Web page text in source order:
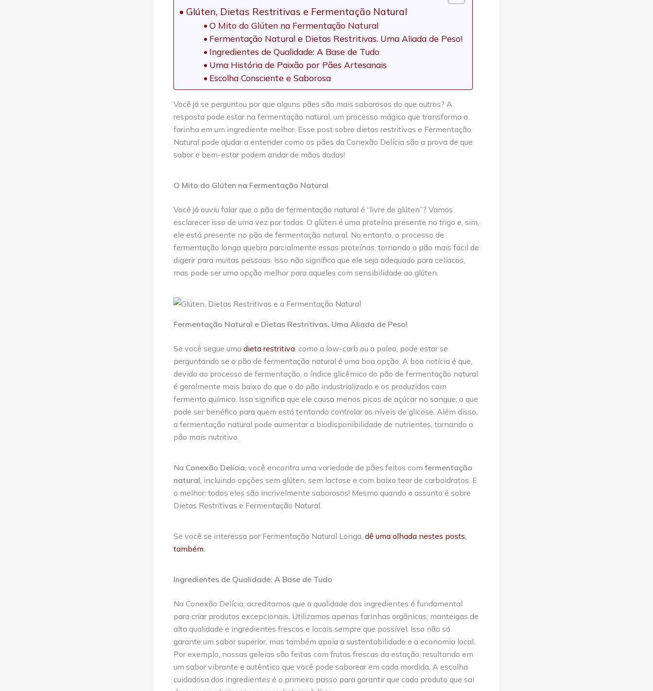
Glúten, Dietas Restritivas e Fermentação Natural
O Mito do Glúten na Fermentação Natural
Fermentação Natural e Dietas Restritivas. Uma Aliada de Peso!
Ingredientes de Qualidade: A Base de Tudo
Uma História de Paixão por Pães Artesanais
Escolha Consciente e Saborosa
Você já se perguntou por que alguns pães são mais saborosos do que outros? A
resposta pode estar na fermentação natural, um processo mágico que transforma a
farinha em um ingrediente melhor. Esse post sobre dietas restritivas e Fermentação
Natural pode ajudar a entender como os pães da Conexão Delícia são a prova de que
sabor e bem-estar podem andar de mãos dadas!
O Mito do Glúten na Fermentação Natural
Você já ouviu falar que o pão de fermentação natural é “livre de glúten”? Vamos
esclarecer isso de uma vez por todas. O glúten é uma proteína presente no trigo e, sim,
ele está presente no pão de fermentação natural. No entanto, o processo de
fermentação longa quebra parcialmente essas proteínas, tornando o pão mais fácil de
digerir para muitas pessoas. Isso não significa que ele seja adequado para celíacos,
mas pode ser uma opção melhor para aqueles com sensibilidade ao glúten.
Fermentação Natural e Dietas Restritivas. Uma Aliada de Peso!
Se você segue uma dieta restritiva , como a low-carb ou a paleo, pode estar se
perguntando se o pão de fermentação natural é uma boa opção. A boa notícia é que,
devido ao processo de fermentação, o índice glicêmico do pão de fermentação natural
é geralmente mais baixo do que o do pão industrializado e os produzidos com
fermento químico. Isso significa que ele causa menos picos de açúcar no sangue, o que
pode ser benéfico para quem está tentando controlar os níveis de glicose. Além disso,
a fermentação natural pode aumentar a biodisponibilidade de nutrientes, tornando o
pão mais nutritivo.
Na Conexão Delícia , você encontra uma variedade de pães feitos com fermentação
natural , incluindo opções sem glúten, sem lactose e com baixo teor de carboidratos. E
o melhor: todos eles são incrivelmente saborosos! Mesmo quando o assunto é sobre
Dietas Restritivas e Fermentação Natural.
Se você se interessa por Fermentação Natural Longa, dê uma olhada nestes posts,
também.
Ingredientes de Qualidade: A Base de Tudo
Na Conexão Delícia, acreditamos que a qualidade dos ingredientes é fundamental
para criar produtos excepcionais. Utilizamos apenas farinhas orgânicas, manteigas de
alta qualidade e ingredientes frescos e locais sempre que possível. Isso não só
garante um sabor superior, mas também apoia a sustentabilidade e a economia local.
Por exemplo, nossas geleias são feitas com frutas frescas da estação, resultando em
um sabor vibrante e autêntico que você pode saborear em cada mordida. A escolha
cuidadosa dos ingredientes é o primeiro passo para garantir que cada produto que sai